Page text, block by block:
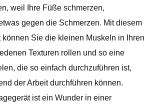
weil Ihre Füße schmerzen,
gegen die Schmerzen. Mit diesem
können Sie die kleinen Muskeln in Ihren
Texturen rollen und so eine
die so einfach durchzuführen ist,
der Arbeit durchführen können.
ist ein Wunder in einer